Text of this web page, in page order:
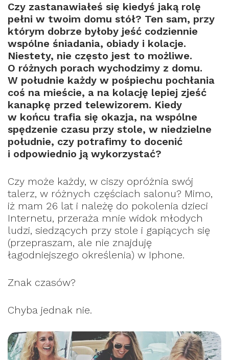
Czy zastanawiałeś się kiedyś jaką rolę
pełni w twoim domu stół? Ten sam, przy
którym dobrze byłoby jeść codziennie
wspólne śniadania, obiady i kolacje.
Niestety, nie często jest to możliwe.
O różnych porach wychodzimy z domu.
W południe każdy w pośpiechu pochłania
coś na mieście, a na kolację lepiej zjeść
kanapkę przed telewizorem. Kiedy
w końcu trafia się okazja, na wspólne
spędzenie czasu przy stole, w niedzielne
południe, czy potrafimy to docenić
i odpowiednio ją wykorzystać?
Czy może każdy, w ciszy opróżnia swój
talerz, w różnych częściach salonu? Mimo,
iż mam 26 lat i należę do pokolenia dzieci
Internetu, przeraża mnie widok młodych
ludzi, siedzących przy stole i gapiących się
(przepraszam, ale nie znajduję
łagodniejszego określenia) w Iphone.
Znak czasów?
Chyba jednak nie.